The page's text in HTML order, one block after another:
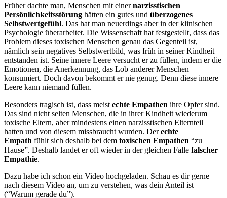
Früher dachte man, Menschen mit einernarzisstischen
Persönlichkeitsstörung hätten ein gutes und überzogenes
Selbstwertgefühl. Das hat man neuerdings aber in der klinischen
Psychologie überarbeitet. Die Wissenschaft hat festgestellt, dass das
Problem dieses toxischen Menschen genau das Gegenteil ist,
nämlich sein negatives Selbstwertbild, was früh in seiner Kindheit
entstanden ist. Seine innere Leere versucht er zu füllen, indem er die
Emotionen, die Anerkennung, das Lob anderer Menschen
konsumiert. Doch davon bekommt er nie genug. Denn diese innere
Leere kann niemand füllen.
Besonders tragisch ist, dass meist echte Empathen ihre Opfer sind.
Das sind nicht selten Menschen, die in ihrer Kindheit wiederum
toxische Eltern, aber mindestens einen narzisstischen Elternteil
hatten und von diesem missbraucht wurden. Derechte
Empath fühlt sich deshalb bei dem toxischen Empathen “zu
Hause”. Deshalb landet er oft wieder in der gleichen Falle falscher
Empathie.
Dazu habe ich schon ein Video hochgeladen. Schau es dir gerne
nach diesem Video an, um zu verstehen, was dein Anteil ist
(“Warum gerade du”).